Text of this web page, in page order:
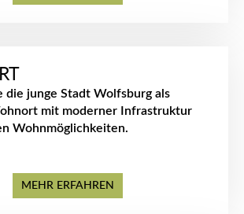
die junge Stadt Wolfsburg als
mit moderner Infrastruktur
Wohnmöglichkeiten.
MEHR ERFAHREN